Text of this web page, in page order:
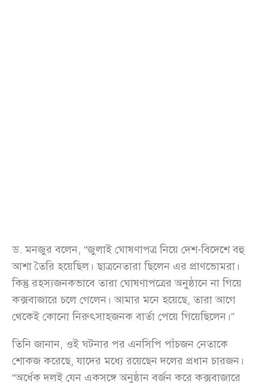
ড. মনজুর বলেন, “জুলাই ঘোষণাপত্র নিয়ে দেশ-বিদেশে বহু
আশা তৈরি হয়েছিল। ছাত্রনেতারা ছিলেন এর প্রাণভোমরা।
কিন্তু রহস্যজনকভাবে তারা ঘোষণাপত্রের অনুষ্ঠানে না গিয়ে
কক্সবাজারে চলে গেলেন। আমার মনে হয়েছে, তারা আগে
থেকেই কোনো নিরুৎসাহজনক বার্তা পেয়ে গিয়েছিলেন।”
তিনি জানান, ওই ঘটনার পর এনসিপি পাঁচজন নেতাকে
শোকজ করেছে, যাদের মধ্যে রয়েছেন দলের প্রধান চারজন।
“অর্ধেক দলই যেন একসঙ্গে অনুষ্ঠান বর্জন করে কক্সবাজারে